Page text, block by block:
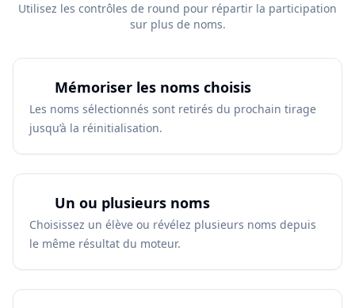
Utilisez les contrôles de round pour répartir la participation
sur plus de noms.
Mémoriser les noms choisis
Les noms sélectionnés sont retirés du prochain tirage
jusqu’à la réinitialisation.
Un ou plusieurs noms
Choisissez un élève ou révélez plusieurs noms depuis
le même résultat du moteur.